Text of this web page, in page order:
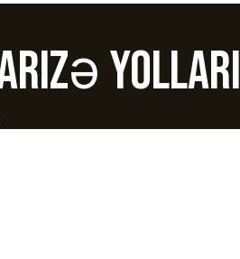
yolları